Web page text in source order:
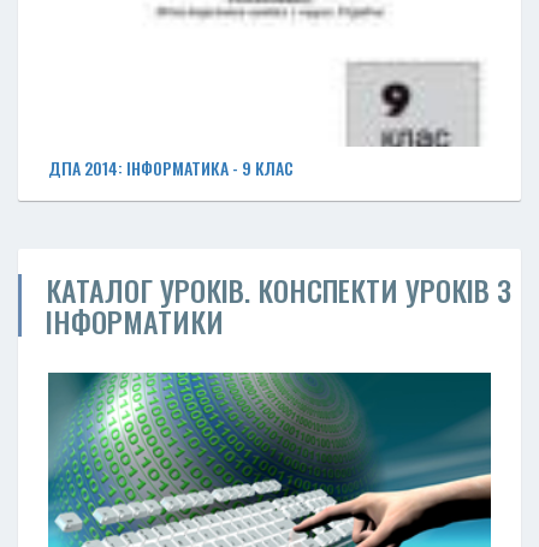
ДПА 2014: ІНФОРМАТИКА - 9 КЛАС
КАТАЛОГ УРОКІВ. КОНСПЕКТИ УРОКІВ З
ІНФОРМАТИКИ